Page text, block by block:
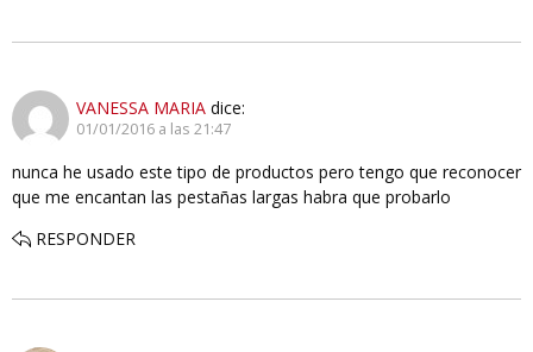
VANESSA MARIA dice:
01/01/2016 a las 21:47
nunca he usado este tipo de productos pero tengo que reconocer
que me encantan las pestañas largas habra que probarlo
RESPONDER